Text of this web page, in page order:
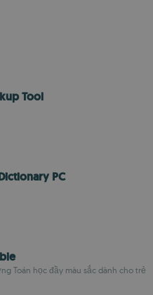
Tool
PC
Toán học đầy màu sắc dành cho trẻ